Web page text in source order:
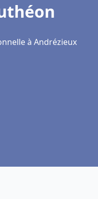
à Andrézieux